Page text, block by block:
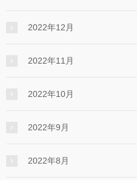
2022年12月
2022年11月
2022年10月
2022年9月
2022年8月